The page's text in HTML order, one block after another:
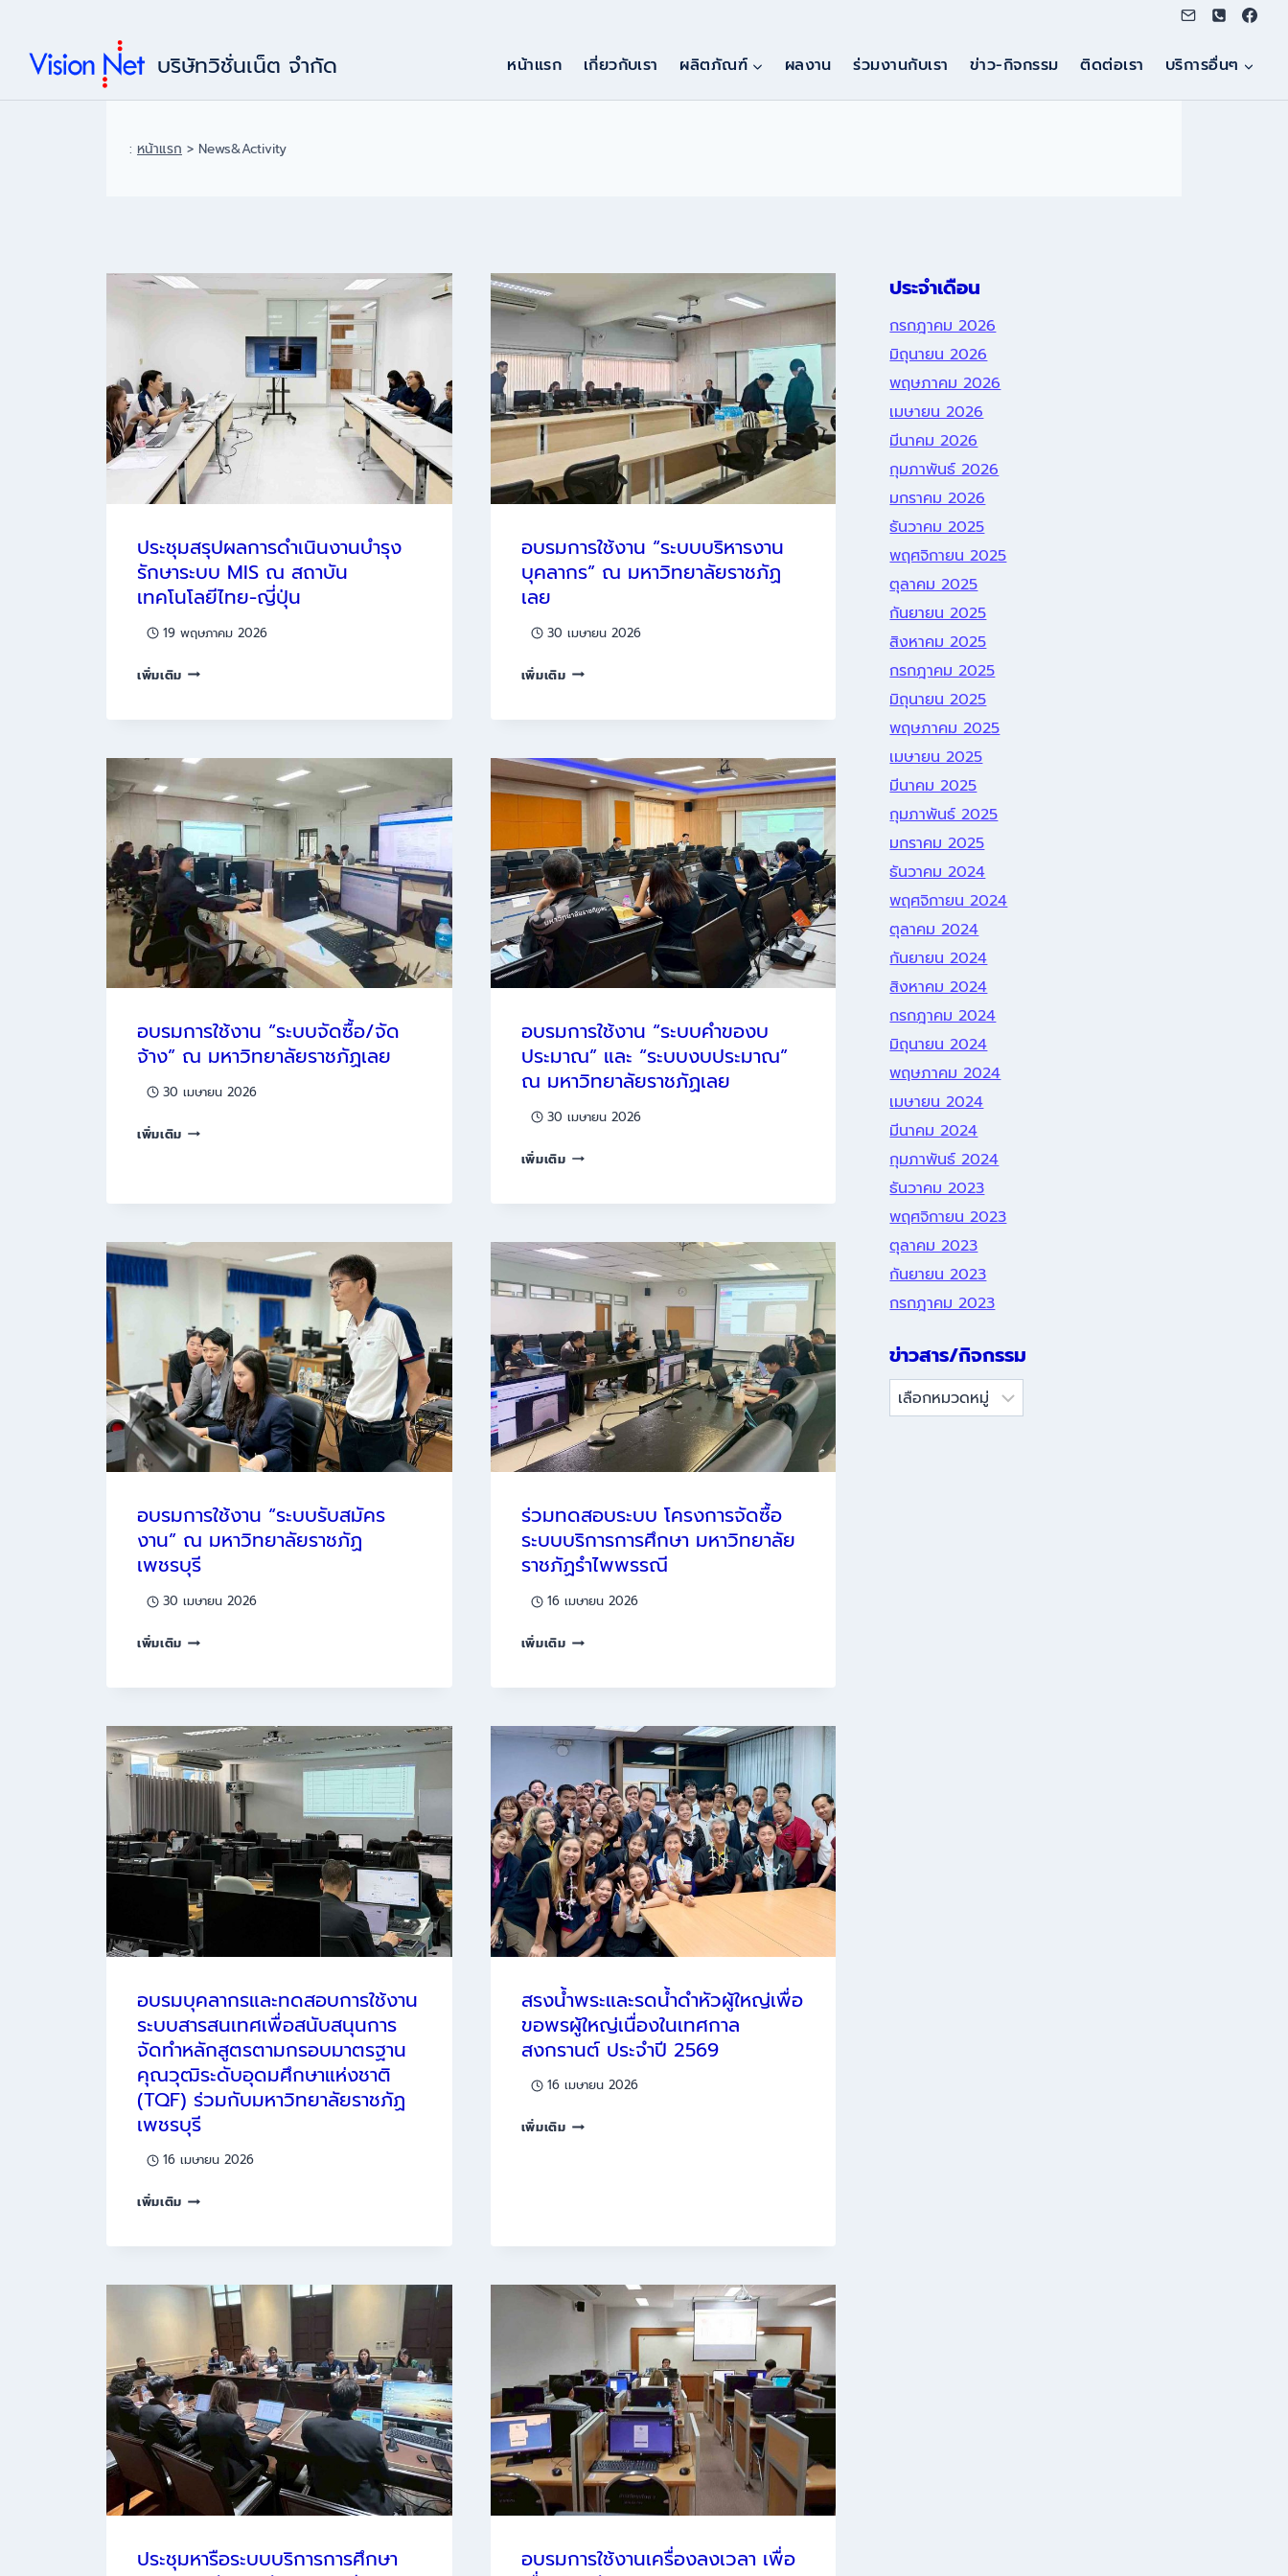
content
บริษัทวิชั่นเน็ต จำกัด หน้าแรก เกี่ยวกับเรา ผลิตภัณฑ์ ผลงาน ร่วมงานกับเรา ข่าว-กิจกรรม ติดต่อเรา บริการอื่นๆ
: หน้าแรก > News&Activity
ประชุมสรุปผลการดำเนินงานบำรุง
รักษาระบบ MIS ณ สถาบัน
เทคโนโลยีไทย-ญี่ปุ่น
19 พฤษภาคม 2026
เพิ่มเติมประชุม
ผล
ดำเนิน
บำรุง
รักษา
ระบบ
MIS
ณ
สถาบัน
เทคโนโลยี
ไทย-
ญี่ปุ่น
อบรมการใช้งาน “ระบบบริหารงาน
บุคลากร” ณ มหาวิทยาลัยราชภัฏ
เลย
30 เมษายน 2026
เพิ่มเติมอบรม
ใช้
“ระบบ
บริหาร
งาน
บุคลากร”
ณ
มหาวิทยาลัย
ราชภัฏ
เลย
อบรมการใช้งาน “ระบบจัดซื้อ/จัด
จ้าง” ณ มหาวิทยาลัยราชภัฏเลย
30 เมษายน 2026
เพิ่มเติมอบรม
จัด
ณ
มหาวิทยาลัย
ราชภัฏ
เลย
อบรมการใช้งาน “ระบบคำของบ
ประมาณ” และ “ระบบงบประมาณ”
ณ มหาวิทยาลัยราชภัฏเลย
30 เมษายน 2026
เพิ่มเติมอบรม
ใช้
“ระบบ
คำขอ
งบ
และ
“ระบบ
งบ
ประมาณ”
ณ
มหาวิทยาลัย
ราชภัฏ
อบรมการใช้งาน “ระบบรับสมัคร
งาน” ณ มหาวิทยาลัยราชภัฏ
เพชรบุรี
30 เมษายน 2026
เพิ่มเติมอบรม
ใช้
“ระบบ
รับ
สมัคร
มหาวิทยาลัย
ราชภัฏ
เพชรบุรี
ร่วมทดสอบระบบ โครงการจัดซื้อ
ระบบบริการการศึกษา มหาวิทยาลัย
ราชภัฏรำไพพรรณี
16 เมษายน 2026
เพิ่มเติมร่วม
ระบบ
จัด
ซื้อ
บริการ
การ
ศึกษา
มหาวิทยาลัย
ราชภัฏ
รำไพ
พรรณี
อบรมบุคลากรและทดสอบการใช้งาน
ระบบสารสนเทศเพื่อสนับสนุนการ
จัดทำหลักสูตรตามกรอบมาตรฐาน
คุณวุฒิระดับอุดมศึกษาแห่งชาติ
(TQF) ร่วมกับมหาวิทยาลัยราชภัฏ
เพชรบุรี
16 เมษายน 2026
เพิ่มเติมอบรม
และ
การ
ระบบ
สารสนเทศ
เพื่อ
สนับสนุน
การ
จัด
หลักสูตร
กรอบ
สรงน้ำพระและรดน้ำดำหัวผู้ใหญ่เพื่อ
ขอพรผู้ใหญ่เนื่องในเทศกาล
สงกรานต์ ประจำปี 2569
16 เมษายน 2026
เพิ่มเติมสรง
เพื่อ
ขอ
ผู้ใหญ่
เนื่อง
ใน
เทศกาล
สงกรานต์
ประจำ
ปี
2569
ประชุมหารือระบบบริการการศึกษา
อบรมการใช้งานเครื่องลงเวลา เพื่อ
ประจำเดือน
กรกฎาคม 2026
มิถุนายน 2026
พฤษภาคม 2026
เมษายน 2026
มีนาคม 2026
กุมภาพันธ์ 2026
มกราคม 2026
ธันวาคม 2025
พฤศจิกายน 2025
ตุลาคม 2025
กันยายน 2025
สิงหาคม 2025
กรกฎาคม 2025
มิถุนายน 2025
พฤษภาคม 2025
เมษายน 2025
มีนาคม 2025
กุมภาพันธ์ 2025
มกราคม 2025
ธันวาคม 2024
พฤศจิกายน 2024
ตุลาคม 2024
กันยายน 2024
สิงหาคม 2024
กรกฎาคม 2024
มิถุนายน 2024
พฤษภาคม 2024
เมษายน 2024
มีนาคม 2024
กุมภาพันธ์ 2024
ธันวาคม 2023
พฤศจิกายน 2023
ตุลาคม 2023
กันยายน 2023
กรกฎาคม 2023
ข่าวสาร/กิจกรรม
ข่าวสาร/
กิจกรรม